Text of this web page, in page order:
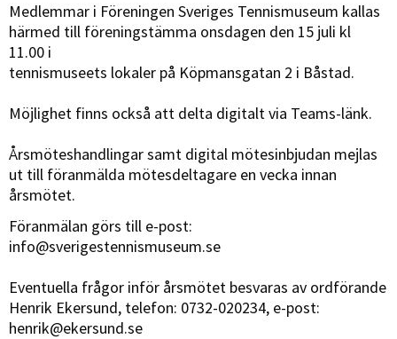
Medlemmar i Föreningen Sveriges Tennismuseum kallas
härmed till föreningstämma onsdagen den 15 juli kl
11.00 i
tennismuseets lokaler på Köpmansgatan 2 i Båstad.
Möjlighet finns också att delta digitalt via Teams-länk.
Årsmöteshandlingar samt digital mötesinbjudan mejlas
ut till föranmälda mötesdeltagare en vecka innan
årsmötet.
Föranmälan görs till e-post:
info@sverigestennismuseum.se
Eventuella frågor inför årsmötet besvaras av ordförande
Henrik Ekersund, telefon: 0732-020234, e-post:
henrik@ekersund.se